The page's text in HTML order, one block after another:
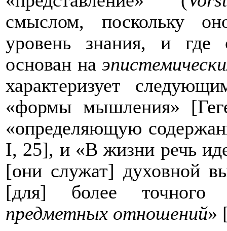
смыслом, поскольку
уровень знания, и
основан на
характеризует
«формы мышления»
«определяющую
I, 25], и «В жизни речь
[они служат] духовной
[для] более точного
предметных отношений»